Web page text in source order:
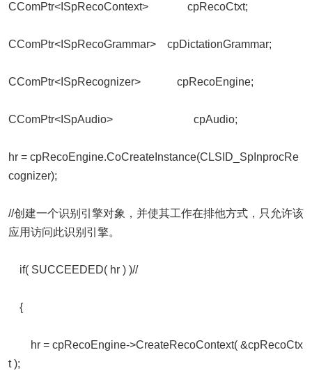
CComPtr<ISpRecoContext> cpRecoCtxt;
CComPtr<ISpRecoGrammar> cpDictationGrammar;
CComPtr<ISpRecognizer> cpRecoEngine;
CComPtr<ISpAudio> cpAudio;
hr = cpRecoEngine.CoCreateInstance(CLSID_SpInprocRe
cognizer);
//创建一个识别引擎对象，并使其工作在排他方式，只允许该
应用访问此识别引擎。
if( SUCCEEDED( hr ) )//
{
hr = cpRecoEngine->CreateRecoContext( &cpRecoCtx
t );